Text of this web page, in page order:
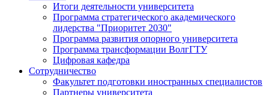
Итоги деятельности университета
Программа стратегического академического
лидерства "Приоритет 2030"
Программа развития опорного университета
Программа трансформации ВолгГТУ
Цифровая кафедра
Сотрудничество
Факультет подготовки иностранных специалистов
Партнеры университета